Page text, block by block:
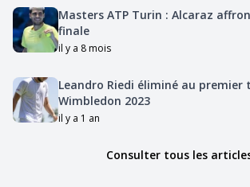
Masters ATP Turin : Alcaraz
finale
il y a 8 mois
Leandro Riedi éliminé au premier
Wimbledon 2023
il y a 1 an
Consulter tous les